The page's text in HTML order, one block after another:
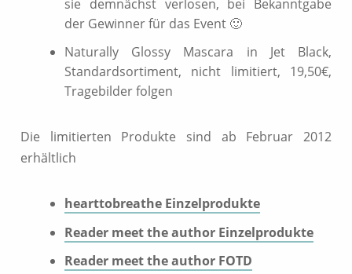
sie demnächst verlosen, bei Bekanntgabe
der Gewinner für das Event 🙂
Naturally Glossy Mascara in Jet Black,
Standardsortiment, nicht limitiert, 19,50€,
Tragebilder folgen
Die limitierten Produkte sind ab Februar 2012
erhältlich
hearttobreathe Einzelprodukte
Reader meet the author Einzelprodukte
Reader meet the author FOTD